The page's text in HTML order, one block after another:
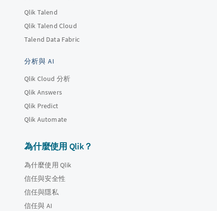
Qlik Talend
Qlik Talend Cloud
Talend Data Fabric
分析與 AI
Qlik Cloud 分析
Qlik Answers
Qlik Predict
Qlik Automate
為什麼使用 Qlik？
為什麼使用 Qlik
信任與安全性
信任與隱私
信任與 AI